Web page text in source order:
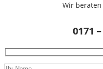
Wir
0171